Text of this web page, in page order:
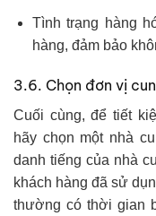
Tình trạng hàng
hàng, đảm bảo
3.6. Chọn đơn vị
Cuối cùng, để tiết
hãy chọn một nhà
danh tiếng của nhà
khách hàng đã sử
thường có thời gian